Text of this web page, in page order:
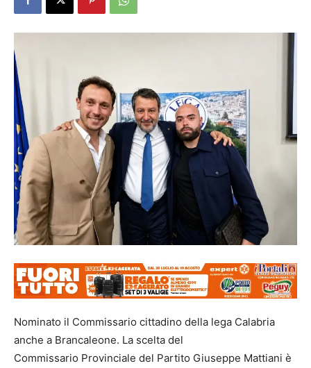
Nominato il Commissario cittadino della lega Calabria
anche a Brancaleone. La scelta del
Commissario Provinciale del Partito Giuseppe Mattiani è